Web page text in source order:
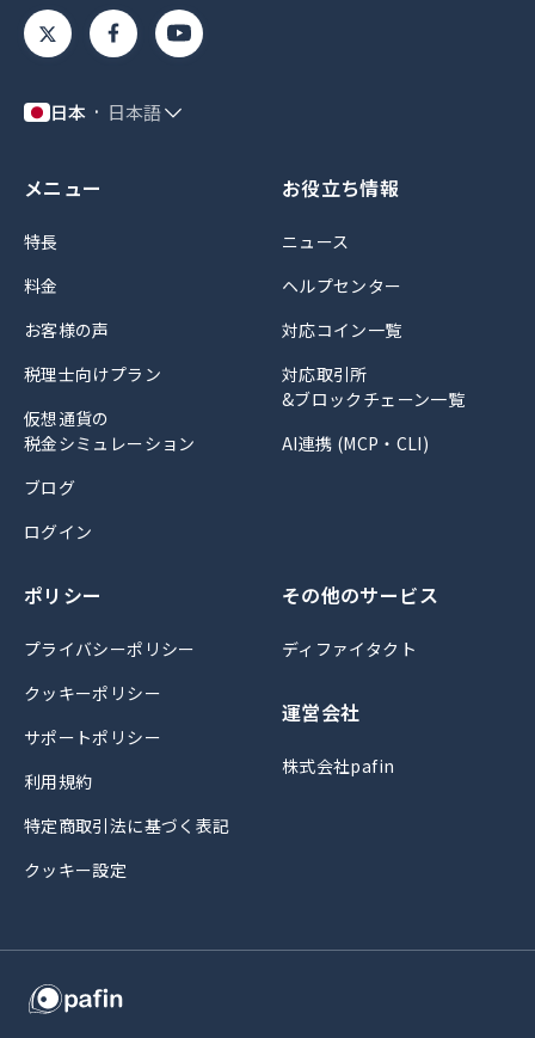
日本 日本語
メニュー
特長
料金
お客様の声
税理士向けプラン
仮想通貨の
税金シミュレーション
ブログ
ログイン
お役立ち情報
ニュース
ヘルプセンター
対応コイン一覧
対応取引所
&ブロックチェーン一覧
AI連携 (MCP・CLI)
ポリシー
プライバシーポリシー
クッキーポリシー
サポートポリシー
利用規約
特定商取引法に基づく表記
クッキー設定
その他のサービス
ディファイタクト
運営会社
株式会社pafin